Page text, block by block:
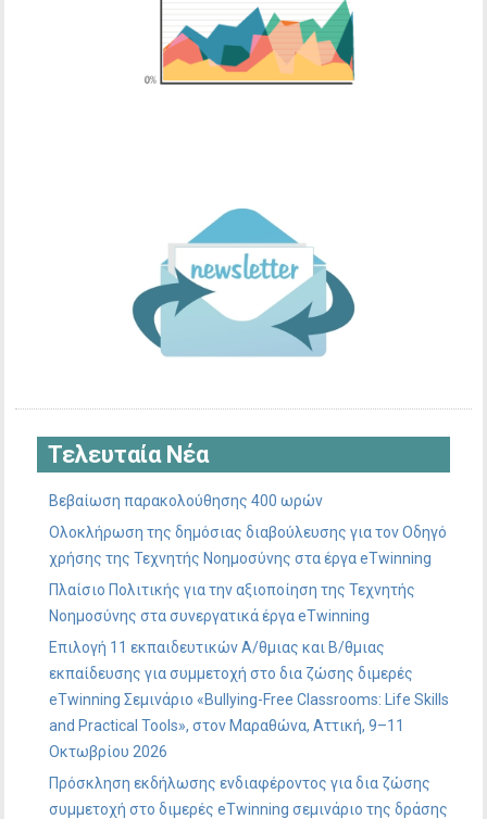
Τελευταία Νέα
Βεβαίωση παρακολούθησης 400 ωρών
Ολοκλήρωση της δημόσιας διαβούλευσης για τον Οδηγό
χρήσης της Τεχνητής Νοημοσύνης στα έργα eTwinning
Πλαίσιο Πολιτικής για την αξιοποίηση της Τεχνητής
Νοημοσύνης στα συνεργατικά έργα eTwinning
Επιλογή 11 εκπαιδευτικών Α/θμιας και Β/θμιας
εκπαίδευσης για συμμετοχή στο δια ζώσης διμερές
eTwinning Σεμινάριο «Bullying-Free Classrooms: Life Skills
and Practical Tools», στον Μαραθώνα, Αττική, 9–11
Οκτωβρίου 2026
Πρόσκληση εκδήλωσης ενδιαφέροντος για δια ζώσης
συμμετοχή στο διμερές eTwinning σεμινάριο της δράσης